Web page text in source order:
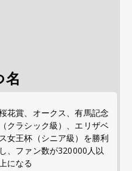
名
花賞、オークス、有馬記念
（クラシック級）、エリザベ
ス女王杯（シニア級）を勝利
し、ファン数が320000人以
になる